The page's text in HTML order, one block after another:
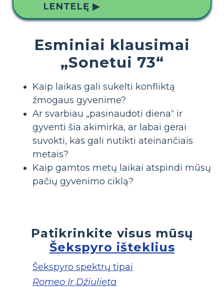
LENTELĘ ▶
Esminiai klausimai
„Sonetui 73“
Kaip laikas gali sukelti konfliktą
žmogaus gyvenime?
Ar svarbiau „pasinaudoti diena“ ir
gyventi šia akimirka, ar labai gerai
suvokti, kas gali nutikti ateinančiais
metais?
Kaip gamtos metų laikai atspindi mūsų
pačių gyvenimo ciklą?
Patikrinkite visus mūsų
Šekspyro išteklius
Šekspyro spektrų tipai
Romeo Ir Džiulieta